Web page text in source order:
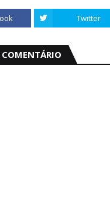
Twitter